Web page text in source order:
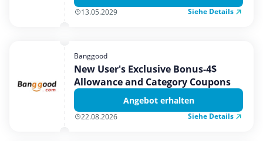
13.05.2029 Siehe Details
Banggood
New User's Exclusive Bonus-4$
Allowance and Category Coupons
Angebot erhalten
22.08.2026 Siehe Details